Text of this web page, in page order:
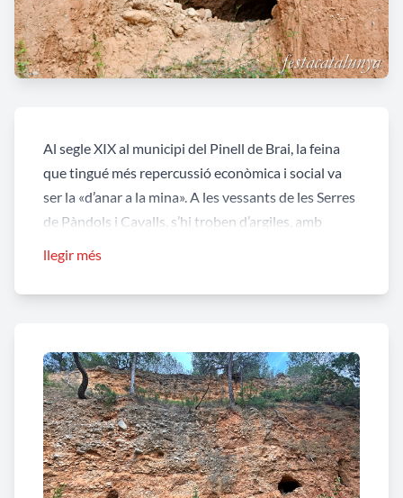
Al segle XIX al municipi del Pinell de Brai, la feina
que tingué més repercussió econòmica i social va
ser la «d’anar a la mina». A les vessants de les Serres
de Pàndols i Cavalls, s’hi troben d’argiles, amb
sobre aquestes mines publicat alDiari de
A les vessants de les Serres de Pàndols i Cavalls, s’hi
troben d’argiles, amb arenes de sílex, bauxites i
terres refractàries. A meitat del segle XIX
empresaris forasters les explotaren llogant
treballadors principalment del Pinell i altres de
llegir més